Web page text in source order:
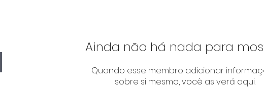
Ainda não há nada para
Quando esse membro adicionar
sobre si mesmo, você as verá aqui.